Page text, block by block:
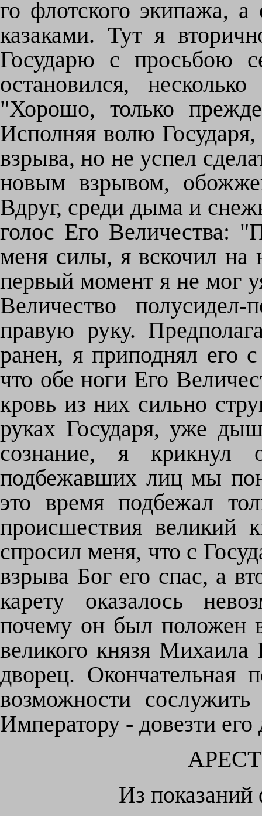
го флотского экипажа,
казаками. Тут я
Государю с просьбою
остановился,
"Хорошо, только
Исполняя волю
взрыва, но не успел
новым взрывом,
Вдруг, среди дыма и
голос Его Величества:
меня силы, я вскочил на
первый момент я не мог
Величество
правую руку.
ранен, я приподнял его
что обе ноги Его
кровь из них сильно
руках Государя, уже
сознание, я
подбежавших лиц мы
это время подбежал
происшествия великий
спросил меня, что с
взрыва Бог его спас, а
карету оказалось
почему он был положен
великого князя Михаила
дворец.
возможности
Императору - довезти его
Из показаний